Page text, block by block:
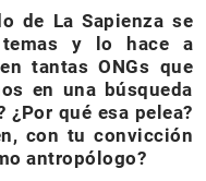
de La Sapienza se
y lo hace a
tantas ONGs que
en una búsqueda
qué esa pelea?
con tu convicción
antropólogo?